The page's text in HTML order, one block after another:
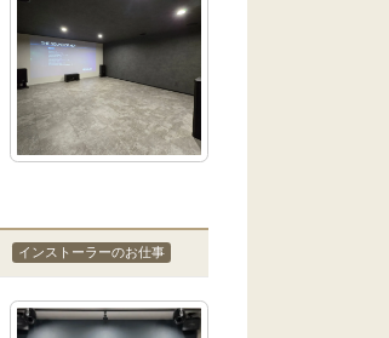
インストーラーのお仕事